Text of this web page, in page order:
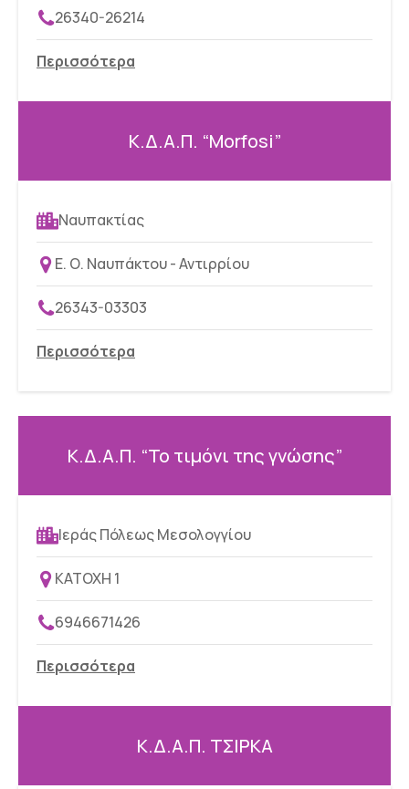
26340-26214
Περισσότερα
Κ.Δ.Α.Π. “Morfosi”
Ναυπακτίας
Ε. Ο. Ναυπάκτου - Αντιρρίου
26343-03303
Περισσότερα
Κ.Δ.Α.Π. “Το τιμόνι της γνώσης”
Ιεράς Πόλεως Μεσολογγίου
ΚΑΤΟΧΗ 1
6946671426
Περισσότερα
Κ.Δ.Α.Π. ΤΣΙΡΚΑ